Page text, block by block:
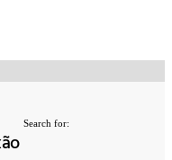
Search for: